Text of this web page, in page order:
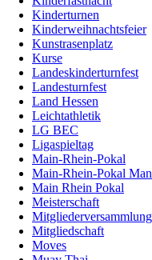
Kinderturnen
Kinderweihnachtsfeier
Kunstrasenplatz
Kurse
Landeskinderturnfest
Landesturnfest
Land Hessen
Leichtathletik
LG BEC
Ligaspieltag
Main-Rhein-Pokal
Main-Rhein-Pokal
Main Rhein Pokal
Meisterschaft
Mitgliederversammlung
Mitgliedschaft
Moves